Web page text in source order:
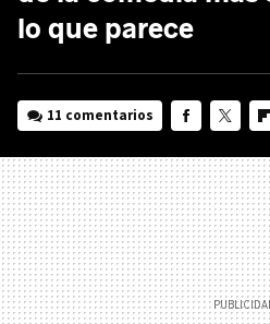
lo que parece
11 comentarios